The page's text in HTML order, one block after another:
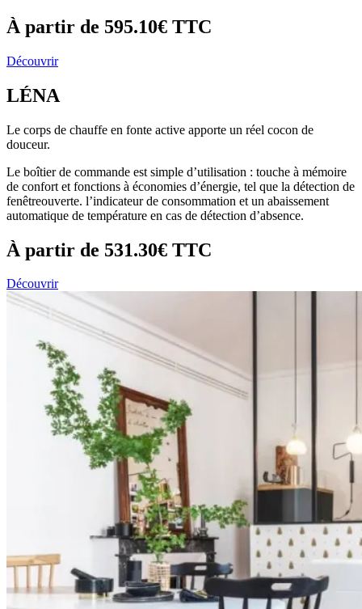
À partir de 595.10€ TTC
Découvrir
LÉNA
Le corps de chauffe en fonte active apporte un réel cocon de
douceur.
Le boîtier de commande est simple d’utilisation : touche à mémoire
de confort et fonctions à économies d’énergie, tel que la détection de
fenêtreouverte. l’indicateur de consommation et un abaissement
automatique de température en cas de détection d’absence.
À partir de 531.30€ TTC
Découvrir